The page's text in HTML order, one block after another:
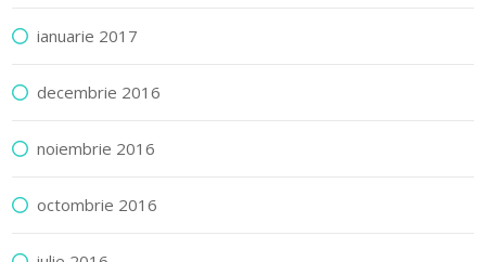
ianuarie 2017
decembrie 2016
noiembrie 2016
octombrie 2016